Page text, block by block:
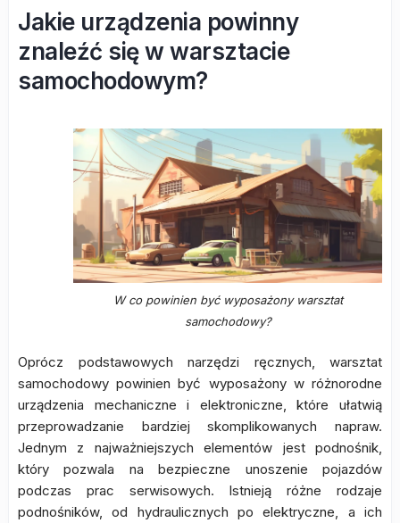
Jakie urządzenia powinny
znaleźć się w warsztacie
samochodowym?
W co powinien być wyposażony warsztat
samochodowy?
Oprócz podstawowych narzędzi ręcznych, warsztat
samochodowy powinien być wyposażony w różnorodne
urządzenia mechaniczne i elektroniczne, które ułatwią
przeprowadzanie bardziej skomplikowanych napraw.
Jednym z najważniejszych elementów jest podnośnik,
który pozwala na bezpieczne unoszenie pojazdów
podczas prac serwisowych. Istnieją różne rodzaje
podnośników, od hydraulicznych po elektryczne, a ich